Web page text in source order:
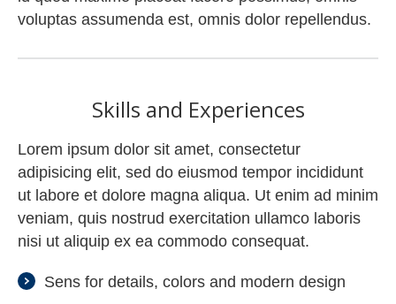
voluptas assumenda est, omnis dolor repellendus.
Skills and Experiences
Lorem ipsum dolor sit amet, consectetur
adipisicing elit, sed do eiusmod tempor incididunt
ut labore et dolore magna aliqua. Ut enim ad minim
veniam, quis nostrud exercitation ullamco laboris
nisi ut aliquip ex ea commodo consequat.
Sens for details, colors and modern design